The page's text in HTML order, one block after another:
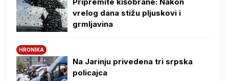
vrelog dana stižu pljuskovi i
grmljavina
HRONIKA
Na Јarinju privedena tri srpska
policajca